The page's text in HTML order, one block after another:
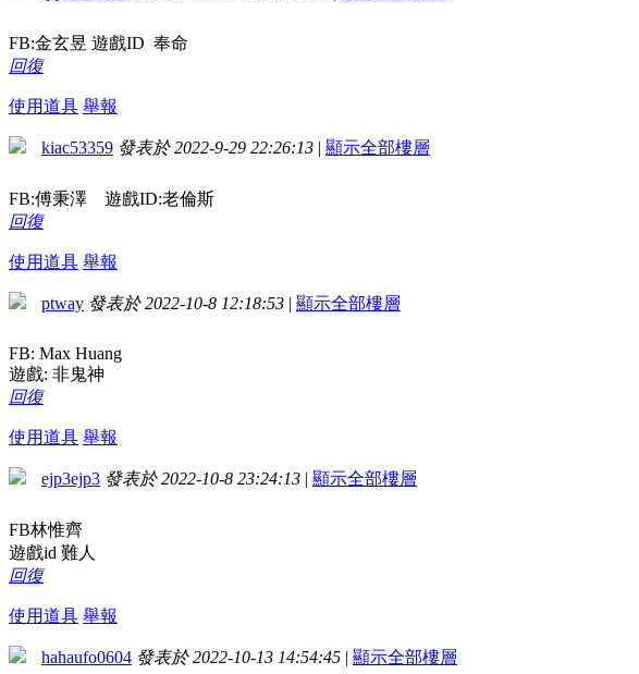
FB:金玄昱 遊戲ID 奉命
回復
使用道具 舉報
kiac53359 發表於 2022-9-29 22:26:13 | 顯示全部樓層
FB:傅秉澤 遊戲ID:老倫斯
回復
使用道具 舉報
ptway 發表於 2022-10-8 12:18:53 | 顯示全部樓層
FB: Max Huang
遊戲: 非鬼神
回復
使用道具 舉報
ejp3ejp3 發表於 2022-10-8 23:24:13 | 顯示全部樓層
FB林惟齊
遊戲id 難人
回復
使用道具 舉報
hahaufo0604 發表於 2022-10-13 14:54:45 | 顯示全部樓層